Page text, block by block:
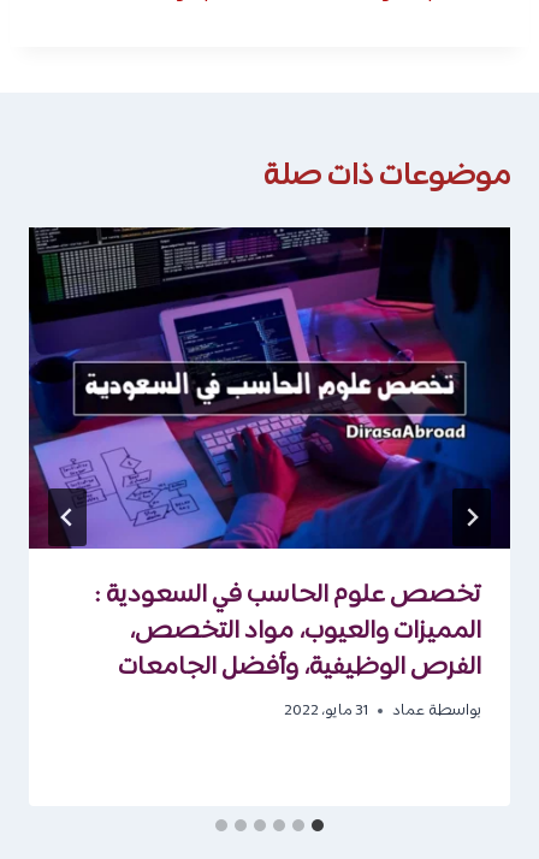
موضوعات ذات صلة
تخصص علوم الحاسب في السعودية :
المميزات والعيوب، مواد التخصص،
الفرص الوظيفية، وأفضل الجامعات
بواسطة عماد 31 مايو، 2022